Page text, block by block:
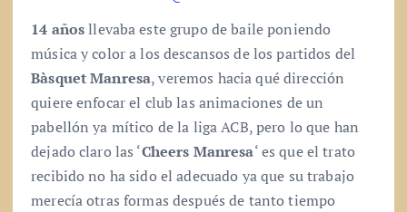
14 añosllevaba este grupo de baile poniendo
música y color a los descansos de los partidos del
Bàsquet Manresa, veremos hacia qué dirección
quiere enfocar el club las animaciones de un
pabellón ya mítico de la liga ACB, pero lo que han
dejado claro las ‘Cheers Manresa‘ es que el trato
recibido no ha sido el adecuado ya que su trabajo
merecía otras formas después de tanto tiempo